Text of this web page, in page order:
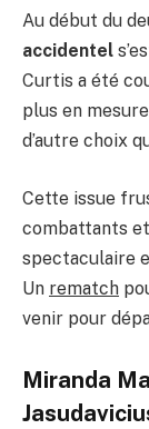
Au début du
accidentel
Curtis a été
plus en
d’autre choix
Cette issue
combattants
spectaculaire
Un rematch
venir pour
Miranda